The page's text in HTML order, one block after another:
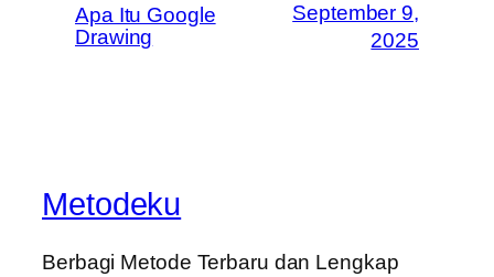
Apa Itu Google
Drawing
September 9,
2025
Metodeku
Berbagi Metode Terbaru dan Lengkap